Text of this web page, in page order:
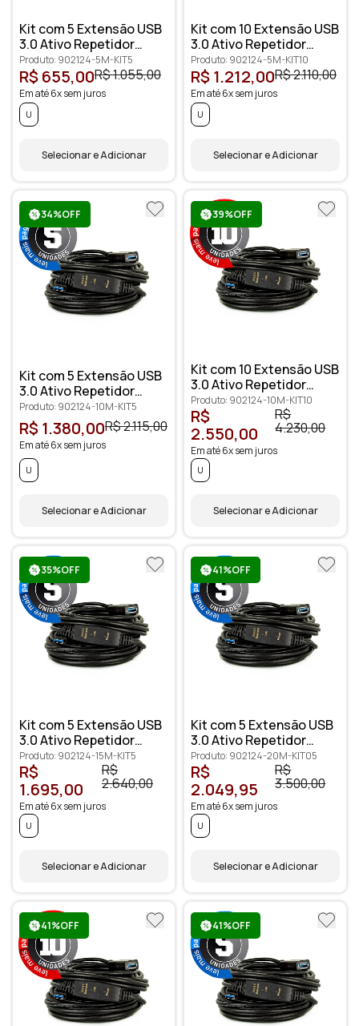
Kit com 5 Extensão USB
3.0 Ativo Repetidor
Macho Fêmea 5 metros
Produto: 902124-5M-KIT5
R$ 655,00R$ 1.055,00
Em até 6x sem juros
U
Selecionar e Adicionar
Kit com 10 Extensão USB
3.0 Ativo Repetidor
Macho Fêmea 5 metros
Produto: 902124-5M-KIT10
R$ 1.212,00R$ 2.110,00
Em até 6x sem juros
U
Selecionar e Adicionar
34%OFF
Kit com 5 Extensão USB
3.0 Ativo Repetidor
Macho Fêmea 10 metros
Produto: 902124-10M-KIT5
R$ 1.380,00R$ 2.115,00
Em até 6x sem juros
U
Selecionar e Adicionar
39%OFF
Kit com 10 Extensão USB
3.0 Ativo Repetidor
Macho Fêmea 10 metros
Produto: 902124-10M-KIT10
R$
2.550,00
R$
4.230,00
Em até 6x sem juros
U
Selecionar e Adicionar
35%OFF
Kit com 5 Extensão USB
3.0 Ativo Repetidor
Macho Fêmea 15 metros
Produto: 902124-15M-KIT5
R$
1.695,00
R$
2.640,00
Em até 6x sem juros
U
Selecionar e Adicionar
41%OFF
Kit com 5 Extensão USB
3.0 Ativo Repetidor
Macho Fêmea 20 metros
Produto: 902124-20M-KIT05
R$
2.049,95
R$
3.500,00
Em até 6x sem juros
U
Selecionar e Adicionar
41%OFF 41%OFF